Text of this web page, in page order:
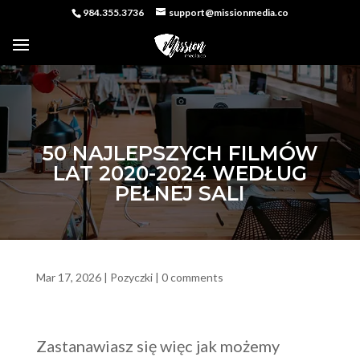
984.355.3736 support@missionmedia.co
50 NAJLEPSZYCH FILMÓW
LAT 2020-2024 WEDŁUG
PEŁNEJ SALI
Mar 17, 2026| Pozyczki| 0 comments
Zastanawiasz się więc jak możemy